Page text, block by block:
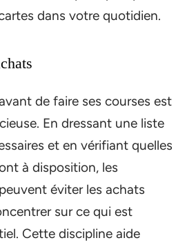
dans votre quotidien.
de faire ses courses est
En dressant une liste
et en vérifiant quelles
à disposition, les
éviter les achats
sur ce qui est
Cette discipline aide